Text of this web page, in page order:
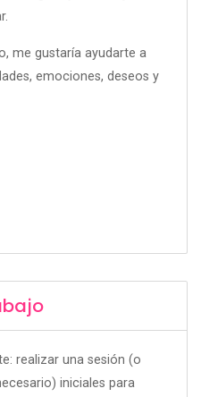
me gustaría ayudarte a
emociones, deseos y
realizar una sesión (o
iniciales para